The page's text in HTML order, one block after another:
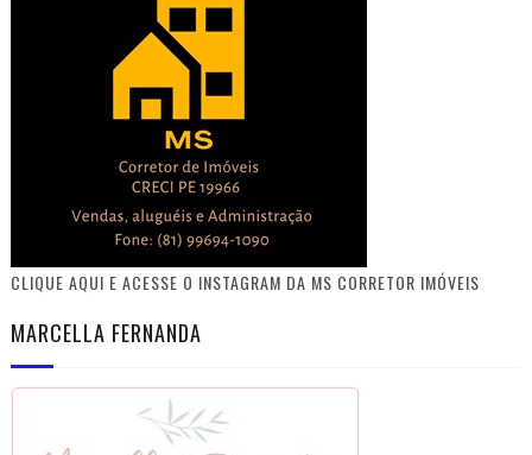
CLIQUE AQUI E ACESSE O INSTAGRAM DA MS CORRETOR IMÓVEIS
MARCELLA FERNANDA